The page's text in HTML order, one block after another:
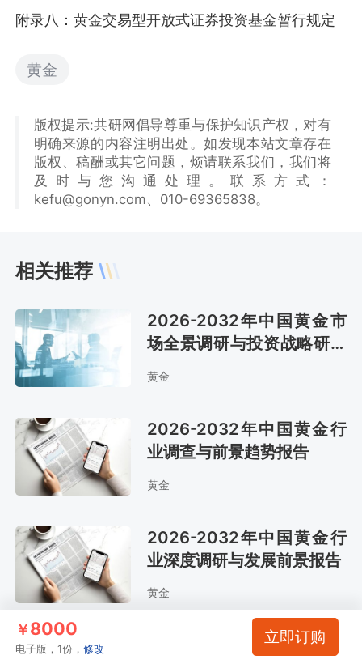
附录八：黄金交易型开放式证券投资基金暂行规定
黄金
版权提示:共研网倡导尊重与保护知识产权，对有
明确来源的内容注明出处。如发现本站文章存在
版权、稿酬或其它问题，烦请联系我们，我们将
及时与您沟通处理。联系方式：
kefu@gonyn.com、010-69365838。
相关推荐
2026-2032年中国黄金市
场全景调研与投资战略研究
报告
黄金
2026-2032年中国黄金行
业调查与前景趋势报告
黄金
2026-2032年中国黄金行
业深度调研与发展前景报告
黄金
2026-2032年中国黄金行
￥8000
电子版，1份，修改
立即订购